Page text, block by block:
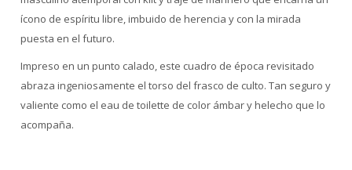
ícono de espíritu libre, imbuido de herencia y con la mirada
puesta en el futuro.
Impreso en un punto calado, este cuadro de época revisitado
abraza ingeniosamente el torso del frasco de culto. Tan seguro y
valiente como el eau de toilette de color ámbar y helecho que lo
acompaña.